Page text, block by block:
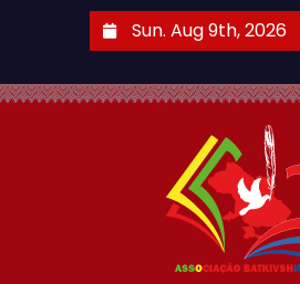
p
Sun. Aug 9th, 2026